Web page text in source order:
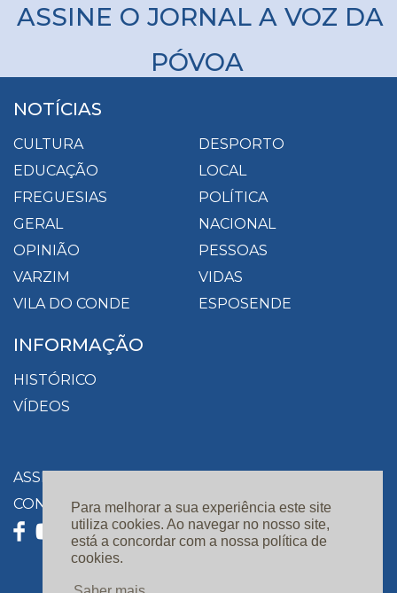
Para melhorar a sua experiência este site
utiliza cookies. Ao navegar no nosso site,
está a concordar com a nossa política de
cookies.
ASSINE O JORNAL A VOZ DA
PÓVOA
NOTÍCIAS
CULTURA
DESPORTO
EDUCAÇÃO
LOCAL
FREGUESIAS
POLÍTICA
GERAL
NACIONAL
OPINIÃO
PESSOAS
VARZIM
VIDAS
VILA DO CONDE
ESPOSENDE
INFORMAÇÃO
HISTÓRICO
VÍDEOS
ASSINATURAS
CONTACTOS